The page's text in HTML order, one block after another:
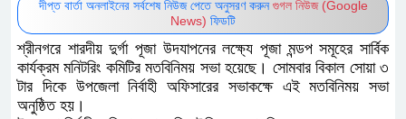
দীপ্ত বার্তা অনলাইনের সর্বশেষ নিউজ পেতে অনুসরণ করুনগুগল নিউজ (Google
News) ফিডটি
শ্রীনগরে শারদীয় দুর্গা পূজা উদযাপনের লক্ষ্যে পূজা মন্ডপ সমূহের সার্বিক
কার্যক্রম মনিটরিং কমিটির মতবিনিময় সভা হয়েছে। সোমবার বিকাল সোয়া ৩
টার দিকে উপজেলা নির্বাহী অফিসারের সভাকক্ষে এই মতবিনিময় সভা
অনুষ্ঠিত হয়।